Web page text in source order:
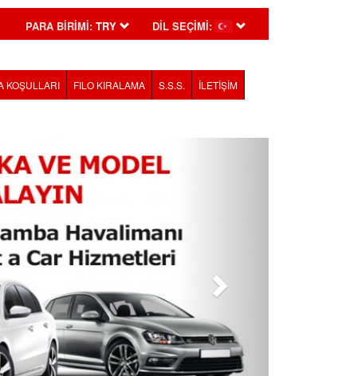
PARA BİRİMİ: TRY DİL SEÇİMİ:
KOŞULLARI FILO KIRALAMA S.S.S. İLETİŞİM